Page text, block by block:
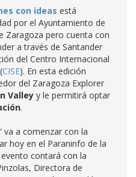
con ideas está
por el Ayuntamiento de
Zaragoza pero cuenta con
a través de Santander
del Centro Internacional
CISE). En esta edición
del Zaragoza Explorer
Valley y le permitirá optar
.
va a comenzar con la
hoy en el Paraninfo de la
contará con la
Directora de